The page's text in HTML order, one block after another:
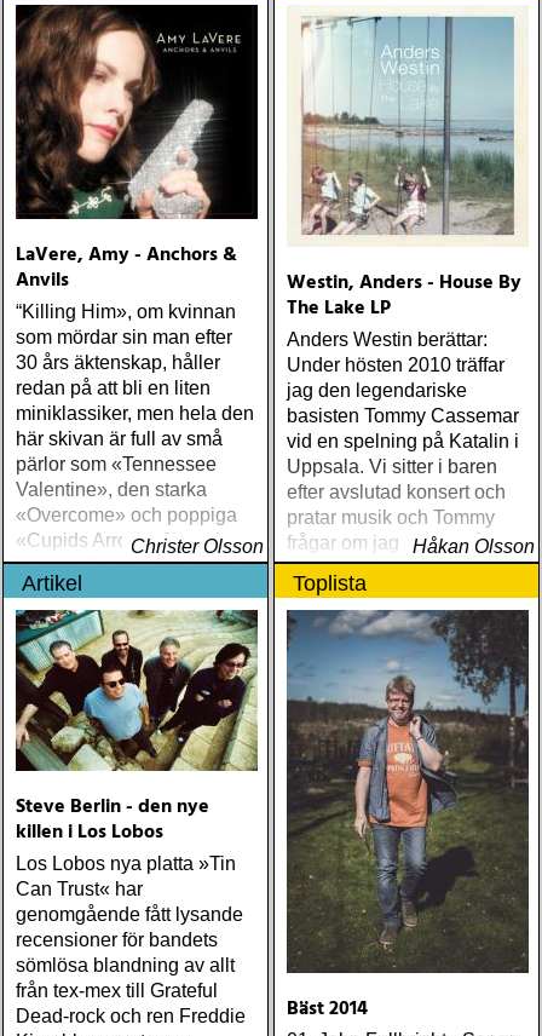
från en ung mans liv
LaVere, Amy - Anchors &
Anvils
“Killing Him», om kvinnan
som mördar sin man efter
30 års äktenskap, håller
redan på att bli en liten
miniklassiker, men hela den
här skivan är full av små
pärlor som «Tennessee
Valentine», den starka
«Overcome» och poppiga
«Cupids Arrow», för att inte
tala om Dylan-lika «Time Is
A Train» och den ömsinta
tolkningen av Dylans «I´ll
Remember You”
Christer Olsson
Westin, Anders - House By
The Lake LP
Anders Westin berättar:
Under hösten 2010 träffar
jag den legendariske
basisten Tommy Cassemar
vid en spelning på Katalin i
Uppsala. Vi sitter i baren
efter avslutad konsert och
pratar musik och Tommy
frågar om jag spelar något
instrument
Håkan Olsson
Artikel
Steve Berlin - den nye
killen i Los Lobos
Los Lobos nya platta »Tin
Can Trust« har
genomgående fått lysande
recensioner för bandets
sömlösa blandning av allt
från tex-mex till Grateful
Dead-rock och ren Freddie
Toplista
Bäst 2014